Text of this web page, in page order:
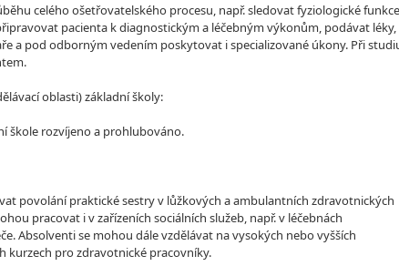
celého ošetřovatelského procesu, např. sledovat fyziologické funkce
pacienta k diagnostickým a léčebným výkonům, podávat léky,
a pod odborným vedením poskytovat i specializované úkony. Při
oblasti) základní školy:
škole rozvíjeno a prohlubováno.
povolání praktické sestry v lůžkových a ambulantních zdravotnických
pracovat i v zařízeních sociálních služeb, např. v léčebnách
Absolventi se mohou dále vzdělávat na vysokých nebo vyšších
kurzech pro zdravotnické pracovníky.